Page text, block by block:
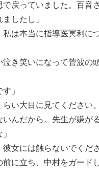
で戻っていました。百音
したし」
私は本当に指導医冥利に
泣き笑いになって菅波の
」
らい大目に見てください
いんだから。先生が嫌が
彼女には触らないでくだ
に立ち、中村をガード